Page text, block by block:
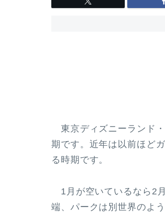
東京ディズニーランド
期です。近年は以前ほど
る時期です。
1月が空いているなら2
端、パークは別世界のよ